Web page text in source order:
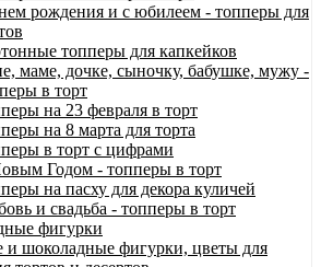
рождения и с юбилеем - топперы для
топперы для капкейков
маме, дочке, сыночку, бабушке, мужу -
в торт
на 23 февраля в торт
на 8 марта для торта
в торт с цифрами
Годом - топперы в торт
на пасху для декора куличей
и свадьба - топперы в торт
фигурки
и шоколадные фигурки, цветы для